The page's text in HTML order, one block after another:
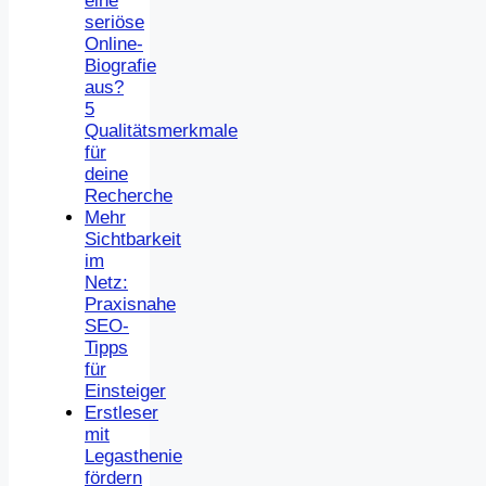
seriöse
Online-
Biografie
aus?
5
Qualitätsmerkmale
für
deine
Recherche
Mehr
Sichtbarkeit
im
Netz:
Praxisnahe
SEO-
Tipps
für
Einsteiger
Erstleser
mit
Legasthenie
fördern